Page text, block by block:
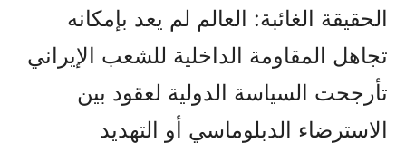
الحقيقة الغائبة: العالم لم يعد بإمكانه
تجاهل المقاومة الداخلية للشعب الإيراني
تأرجحت السياسة الدولية لعقود بين
الاسترضاء الدبلوماسي أو التهديد